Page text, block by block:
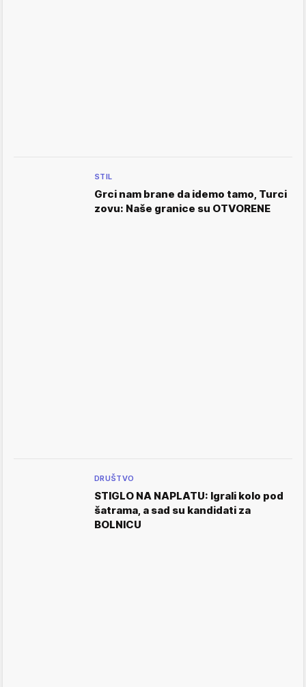
STIL
Grci nam brane da idemo tamo, Turci
zovu: Naše granice su OTVORENE
DRUŠTVO
STIGLO NA NAPLATU: Igrali kolo pod
šatrama, a sad su kandidati za
BOLNICU